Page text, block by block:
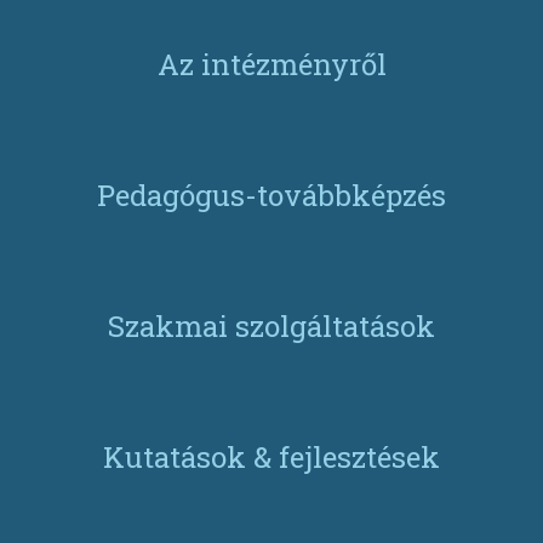
Az intézményről
Pedagógus-továbbképzés
Szakmai szolgáltatások
Kutatások & fejlesztések